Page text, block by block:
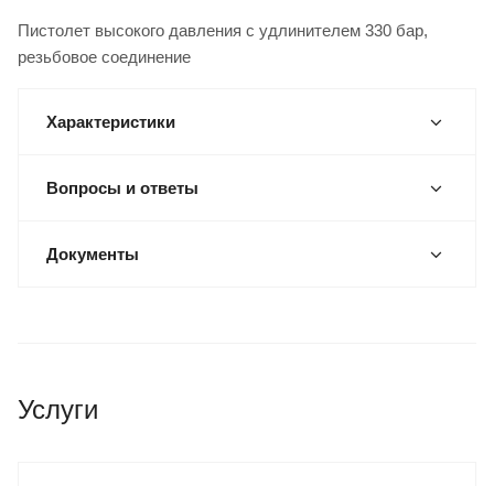
Пистолет высокого давления с удлинителем 330 бар,
резьбовое соединение
Характеристики
Вопросы и ответы
Документы
Услуги